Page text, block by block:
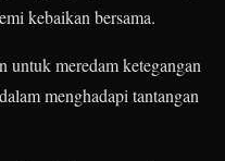
kebaikan bersama.
untuk meredam ketegangan
menghadapi tantangan